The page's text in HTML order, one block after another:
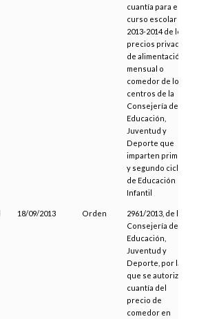
cuantía para el
curso escolar
2013-2014 de los
precios privados
de alimentación
mensual o
comedor de los
centros de la
Consejería de
Educación,
Juventud y
Deporte que
imparten primer
y segundo ciclo
de Educación
Infantil
18/09/2013 Orden
2961/2013, de la
Consejería de
Educación,
Juventud y
Deporte, por la
que se autoriza la
cuantía del
precio de
comedor en